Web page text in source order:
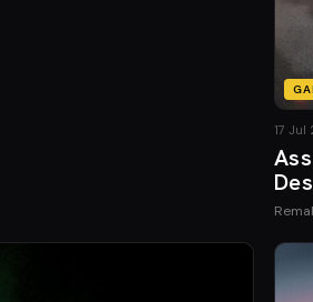
17 Jul